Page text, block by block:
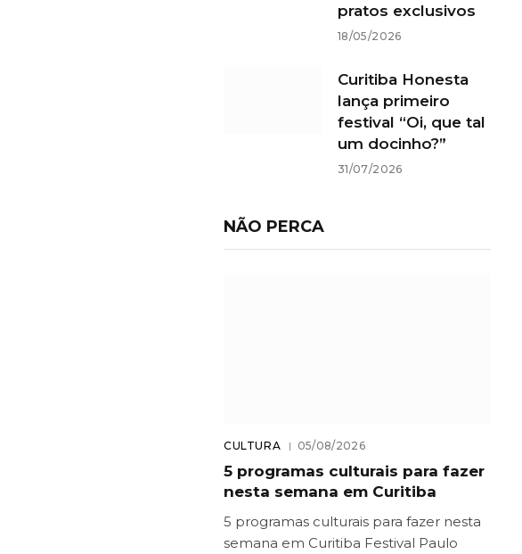
pratos exclusivos
18/05/2026
Curitiba Honesta
lança primeiro
festival “Oi, que tal
um docinho?”
31/07/2026
NÃO PERCA
CULTURA 05/08/2026
5 programas culturais para fazer
nesta semana em Curitiba
5 programas culturais para fazer nesta
semana em Curitiba Festival Paulo